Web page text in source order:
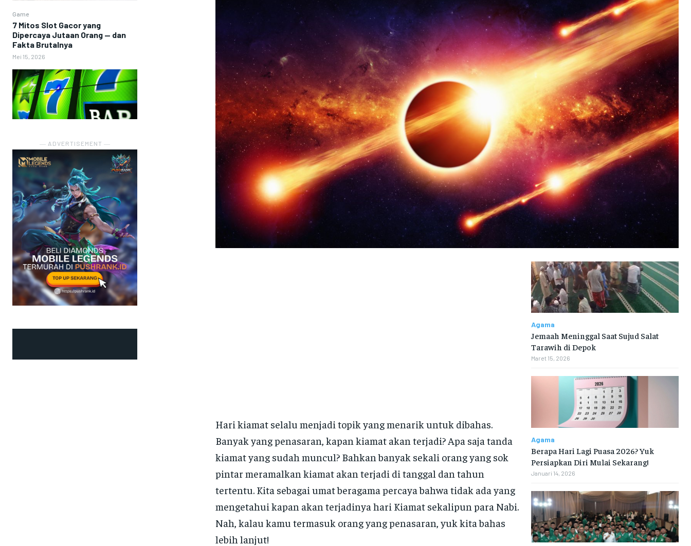
Game
7 Mitos Slot Gacor yang
Dipercaya Jutaan Orang — dan
Fakta Brutalnya
Mei 15, 2026
― ADVERTISEMENT ―
Hari kiamat selalu menjadi topik yang menarik untuk dibahas.
Banyak yang penasaran, kapan kiamat akan terjadi? Apa saja tanda
kiamat yang sudah muncul? Bahkan banyak sekali orang yang sok
pintar meramalkan kiamat akan terjadi di tanggal dan tahun
tertentu. Kita sebagai umat beragama percaya bahwa tidak ada yang
mengetahui kapan akan terjadinya hari Kiamat sekalipun para Nabi.
Nah, kalau kamu termasuk orang yang penasaran, yuk kita bahas
lebih lanjut!
Agama
Jemaah Meninggal Saat Sujud Salat
Tarawih di Depok
Maret 15, 2026
Agama
Berapa Hari Lagi Puasa 2026? Yuk
Persiapkan Diri Mulai Sekarang!
Januari 14, 2026